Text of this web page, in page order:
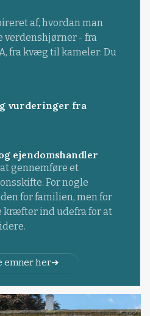
af, hvordan man
- fra
fra kvæg til kameler: Du
vurderinger fra
ejendomshandler
gennemføre et
For nogle
for familien, men for
kræfter ind udefra for at
emner her